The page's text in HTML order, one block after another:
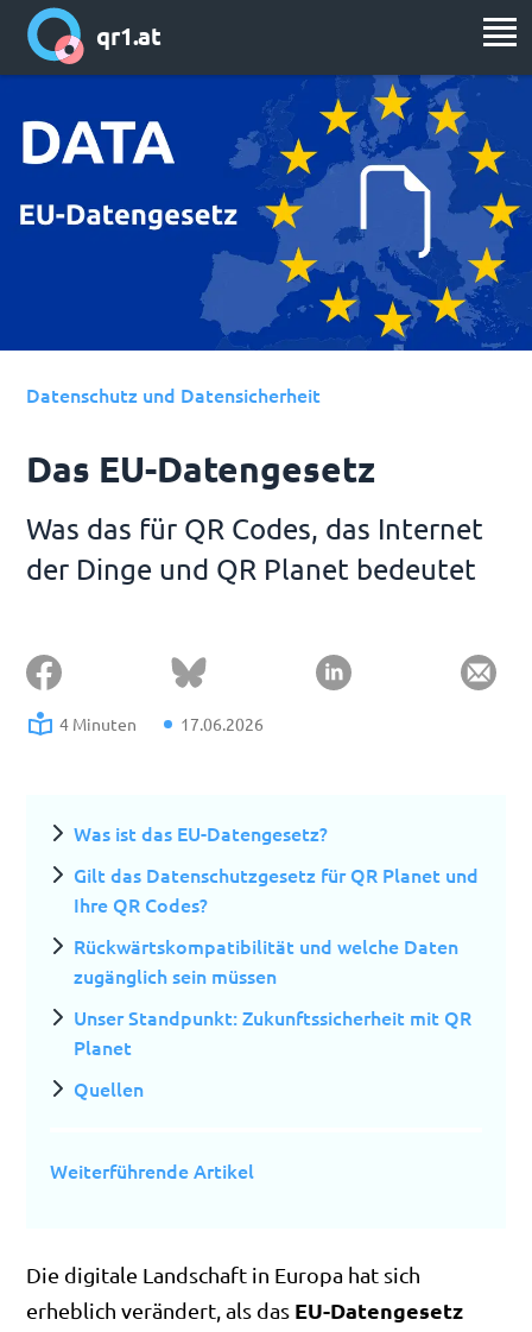
qr1.at
Datenschutz und Datensicherheit
Das EU-Datengesetz
Was das für QR Codes, das Internet
der Dinge und QR Planet bedeutet
4 Minuten 17.06.2026
Was ist das EU-Datengesetz?
Gilt das Datenschutzgesetz für QR Planet und
Ihre QR Codes?
Rückwärtskompatibilität und welche Daten
zugänglich sein müssen
Unser Standpunkt: Zukunftssicherheit mit QR
Planet
Quellen
Weiterführende Artikel
Die digitale Landschaft in Europa hat sich
erheblich verändert, als das EU-Datengesetz